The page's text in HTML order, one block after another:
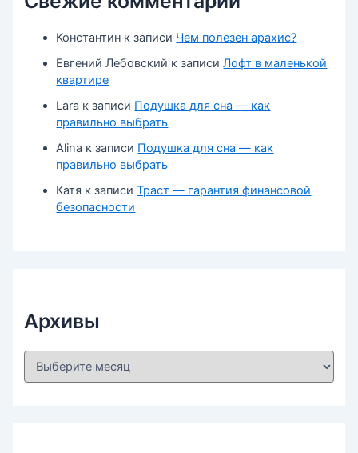
Константин к записи Чем полезен арахис?
Евгений Лебовский к записиЛофт в маленькой
квартире
Lara к записи Подушка для сна — как
правильно выбрать
Alina к записи Подушка для сна — как
правильно выбрать
Катя к записиТраст — гарантия финансовой
безопасности
Архивы
А